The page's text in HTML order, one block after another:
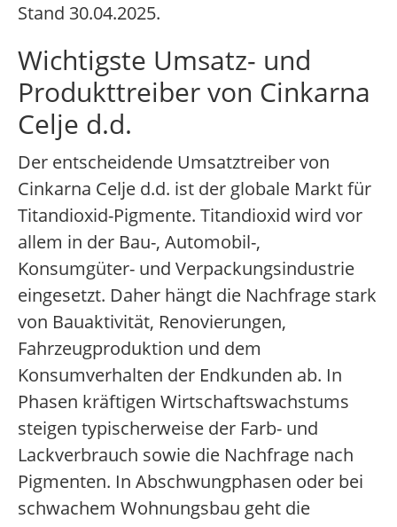
Stand 30.04.2025.
Wichtigste Umsatz- und
Produkttreiber von Cinkarna
Celje d.d.
Der entscheidende Umsatztreiber von
Cinkarna Celje d.d. ist der globale Markt für
Titandioxid-Pigmente. Titandioxid wird vor
allem in der Bau-, Automobil-,
Konsumgüter- und Verpackungsindustrie
eingesetzt. Daher hängt die Nachfrage stark
von Bauaktivität, Renovierungen,
Fahrzeugproduktion und dem
Konsumverhalten der Endkunden ab. In
Phasen kräftigen Wirtschaftswachstums
steigen typischerweise der Farb- und
Lackverbrauch sowie die Nachfrage nach
Pigmenten. In Abschwungphasen oder bei
schwachem Wohnungsbau geht die